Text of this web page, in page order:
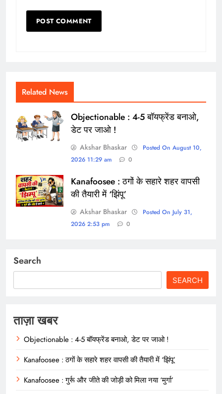
Related News
Objectionable : 4-5 बॉयफ्रेंड बनाओ,
डेट पर जाओ !
Akshar Bhaskar
Posted On August 10,
2026 11:29 am
0
Kanafoosee : ठगों के सहारे शहर वापसी
की तैयारी में ‘झिंपू’
Akshar Bhaskar
Posted On July 31,
2026 2:53 pm
0
Search
SEARCH
ताज़ा खबर
Objectionable : 4-5 बॉयफ्रेंड बनाओ, डेट पर जाओ !
Kanafoosee : ठगों के सहारे शहर वापसी की तैयारी में ‘झिंपू’
Kanafoosee : गुर्रू और जीते की जोड़ी को मिला नया ‘मुर्गा’